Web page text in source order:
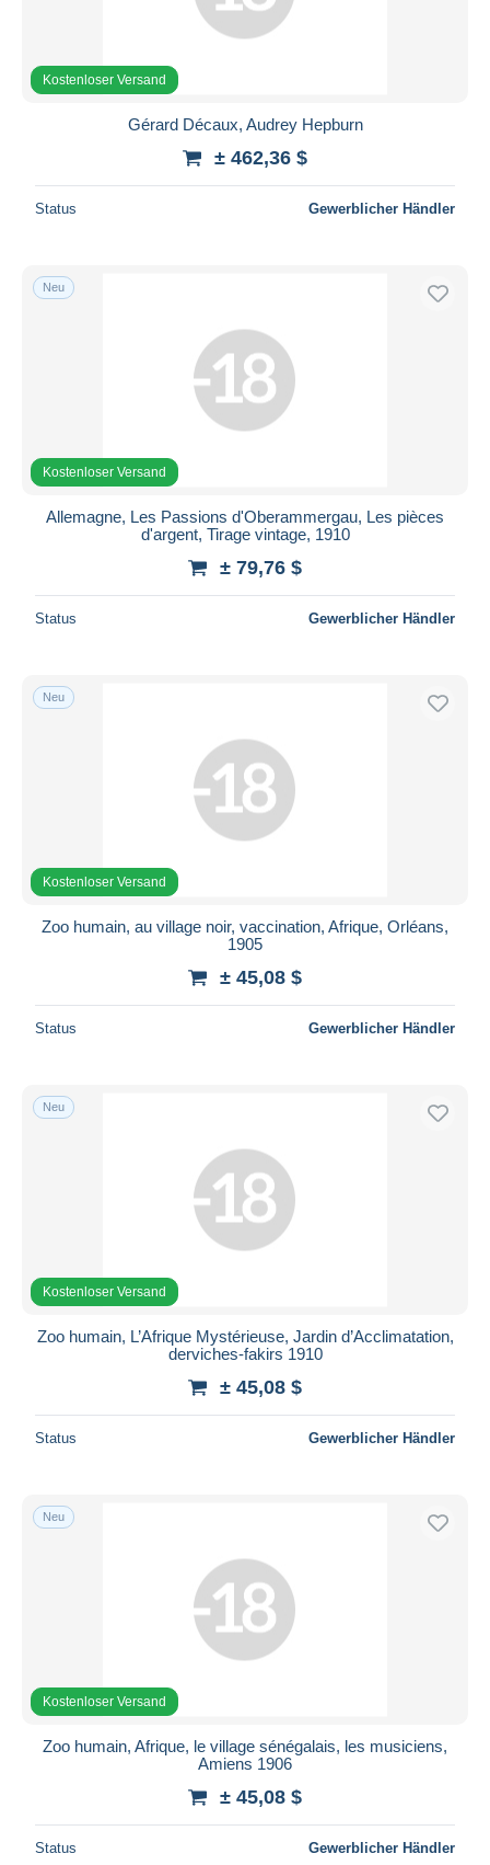
Kostenloser Versand
Gérard Décaux, Audrey Hepburn
± 462,36 $
Status Gewerblicher Händler
Neu
Kostenloser Versand
Allemagne, Les Passions d'Oberammergau, Les pièces
d'argent, Tirage vintage, 1910
± 79,76 $
Status Gewerblicher Händler
Neu
Kostenloser Versand
Zoo humain, au village noir, vaccination, Afrique, Orléans,
1905
± 45,08 $
Status Gewerblicher Händler
Neu
Kostenloser Versand
Zoo humain, L’Afrique Mystérieuse, Jardin d’Acclimatation,
derviches-fakirs 1910
± 45,08 $
Status Gewerblicher Händler
Neu
Kostenloser Versand
Zoo humain, Afrique, le village sénégalais, les musiciens,
Amiens 1906
± 45,08 $
Status Gewerblicher Händler